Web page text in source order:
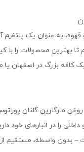
به عنوان یک پلتفرم
بهترین محصولات را با
بزرگ در اصفهان یا
مارگارین گلنان
مدیوم. ما بیش از ۵۰۰ محصول وارداتی و
واسطه، مستقیم از